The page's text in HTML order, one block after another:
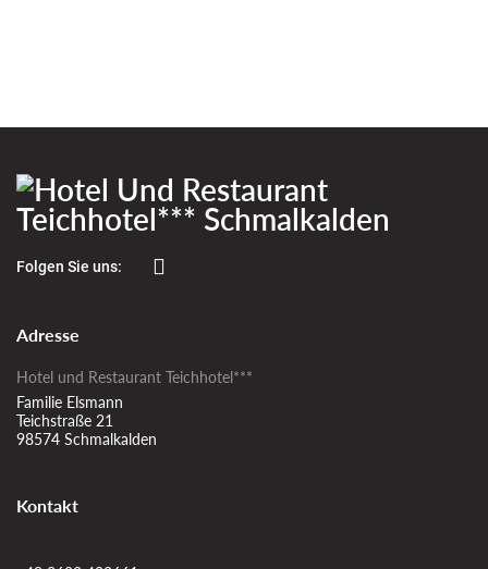
Folgen Sie uns:
Adresse
Hotel und Restaurant Teichhotel***
Familie Elsmann
Teichstraße 21
98574 Schmalkalden
Kontakt